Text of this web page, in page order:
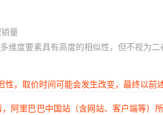
量
度要素具有高度的相似性，但不视为二
，取价时间可能会发生改变，最终以前
阿里巴巴中国站（含网站、客户端等